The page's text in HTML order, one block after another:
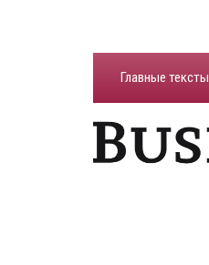
Главные тексты